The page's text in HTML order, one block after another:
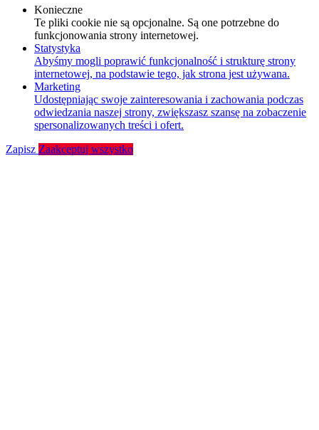
Konieczne
Te pliki cookie nie są opcjonalne. Są one potrzebne do
funkcjonowania strony internetowej.
Statystyka
Abyśmy mogli poprawić funkcjonalność i strukturę strony
internetowej, na podstawie tego, jak strona jest używana.
Marketing
Udostępniając swoje zainteresowania i zachowania podczas
odwiedzania naszej strony, zwiększasz szansę na zobaczenie
spersonalizowanych treści i ofert.
Zapisz Zaakceptuj wszystko